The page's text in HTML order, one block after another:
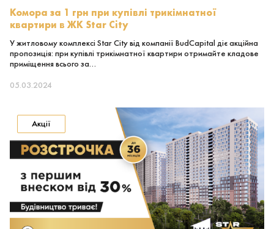
Комора за 1 грн при купівлі трикімнатної
квартири в ЖК Star City
У житловому комплексі Star City від компанії BudCapital діє акційна
пропозиція: при купівлі трикімнатної квартири отримайте кладове
приміщення всього за…
05.03.2024
Акції